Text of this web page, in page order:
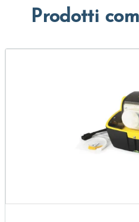
Prodotti